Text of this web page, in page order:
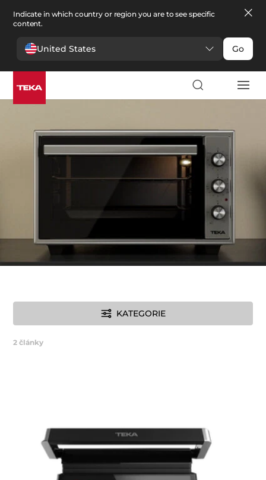
Indicate in which country or region you are to see specific
content.
United States Go
Kuchyně >Malé spotřebiče
Malé spotřebiče
KATEGORIE
2 články